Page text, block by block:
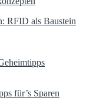
RFID als Baustein
für’s Sparen